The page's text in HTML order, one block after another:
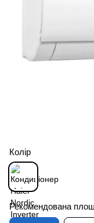
Колір
Рекомендована